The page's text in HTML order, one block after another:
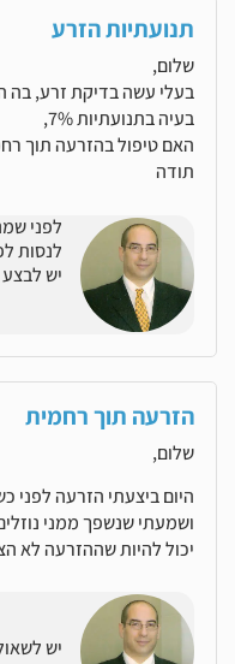
תנועתיות הזרע
שלום,
בעלי עשה בדיקת זרע, בה
בעיה בתנועתיות 7%,
האם טיפול בהזרעה תוך
תודה
לפני
לנסות
יש לבצע
הזרעה תוך רחמית
שלום,
היום ביצעתי הזרעה לפני
ושמעתי שנשפך ממני
יכול להיות שההזרעה לא
יש